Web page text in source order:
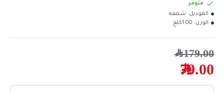
79.00﷼
179.00﷼
متوفر
الموديل: شمعه
الوزن: 1.00كلغ